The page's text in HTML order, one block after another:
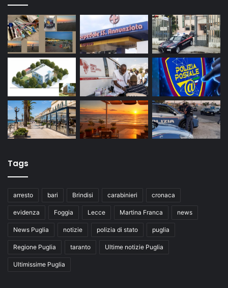
Tags
arresto bari Brindisi carabinieri cronaca
evidenza Foggia Lecce Martina Franca news
News Puglia notizie polizia di stato puglia
Regione Puglia taranto Ultime notizie Puglia
Ultimissime Puglia